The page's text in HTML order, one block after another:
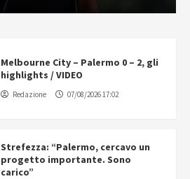
Melbourne City – Palermo 0 – 2, gli
highlights / VIDEO
Redazione 07/08/2026 17:02
Strefezza: “Palermo, cercavo un
progetto importante. Sono
carico”